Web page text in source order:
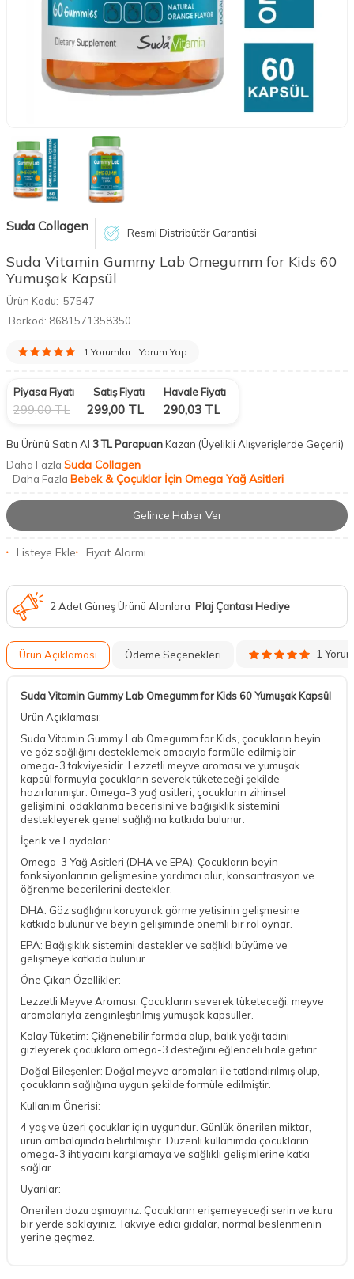
Suda Collagen Resmi Distribütör Garantisi
Suda Vitamin Gummy Lab Omegumm for Kids 60
Yumuşak Kapsül
Ürün Kodu: 57547
Barkod: 8681571358350
1 Yorumlar Yorum Yap
Piyasa Fiyatı
299,00TL
Satış Fiyatı
299,00 TL
Havale Fiyatı
290,03 TL
Bu Ürünü Satın Al 3 TL ParapuanKazan (Üyelikli Alışverişlerde Geçerli)
Daha Fazla Suda Collagen
Daha Fazla Bebek & Çoçuklar İçin Omega Yağ Asitleri
Gelince Haber Ver
Listeye Ekle Fiyat Alarmı
2 Adet Güneş Ürünü Alanlara Plaj Çantası Hediye
Ürün Açıklaması Ödeme Seçenekleri 1 Yorum
Suda Vitamin Gummy Lab Omegumm for Kids 60 Yumuşak Kapsül
Ürün Açıklaması:
Suda Vitamin Gummy Lab Omegumm for Kids, çocukların beyin
ve göz sağlığını desteklemek amacıyla formüle edilmiş bir
omega-3 takviyesidir. Lezzetli meyve aroması ve yumuşak
kapsül formuyla çocukların severek tüketeceği şekilde
hazırlanmıştır. Omega-3 yağ asitleri, çocukların zihinsel
gelişimini, odaklanma becerisini ve bağışıklık sistemini
destekleyerek genel sağlığına katkıda bulunur.
İçerik ve Faydaları:
Omega-3 Yağ Asitleri (DHA ve EPA): Çocukların beyin
fonksiyonlarının gelişmesine yardımcı olur, konsantrasyon ve
öğrenme becerilerini destekler.
DHA: Göz sağlığını koruyarak görme yetisinin gelişmesine
katkıda bulunur ve beyin gelişiminde önemli bir rol oynar.
EPA: Bağışıklık sistemini destekler ve sağlıklı büyüme ve
gelişmeye katkıda bulunur.
Öne Çıkan Özellikler:
Lezzetli Meyve Aroması: Çocukların severek tüketeceği, meyve
aromalarıyla zenginleştirilmiş yumuşak kapsüller.
Kolay Tüketim: Çiğnenebilir formda olup, balık yağı tadını
gizleyerek çocuklara omega-3 desteğini eğlenceli hale getirir.
Doğal Bileşenler: Doğal meyve aromaları ile tatlandırılmış olup,
çocukların sağlığına uygun şekilde formüle edilmiştir.
Kullanım Önerisi:
4 yaş ve üzeri çocuklar için uygundur. Günlük önerilen miktar,
ürün ambalajında belirtilmiştir. Düzenli kullanımda çocukların
omega-3 ihtiyacını karşılamaya ve sağlıklı gelişimlerine katkı
sağlar.
Uyarılar:
Önerilen dozu aşmayınız. Çocukların erişemeyeceği serin ve kuru
bir yerde saklayınız. Takviye edici gıdalar, normal beslenmenin
yerine geçmez.